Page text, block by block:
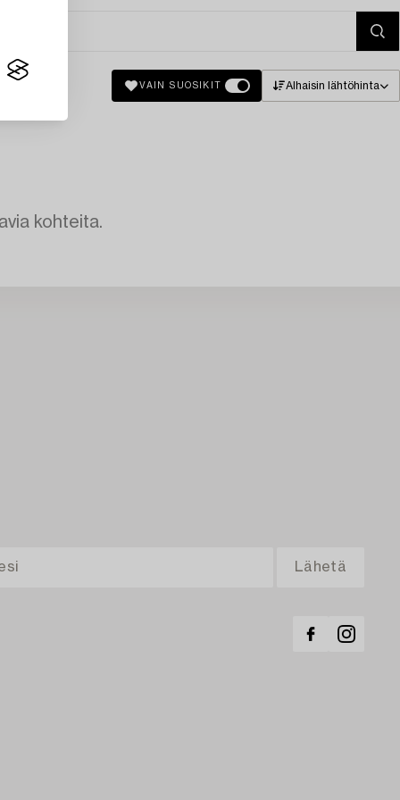
VAIN SUOSIKIT Alhaisin lähtöhinta
kohteita.